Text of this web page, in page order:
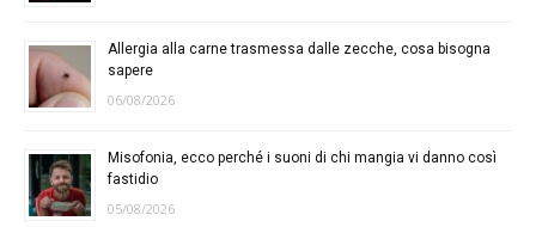
Allergia alla carne trasmessa dalle zecche, cosa bisogna
sapere
06/08/2026
Misofonia, ecco perché i suoni di chi mangia vi danno così
fastidio
05/08/2026